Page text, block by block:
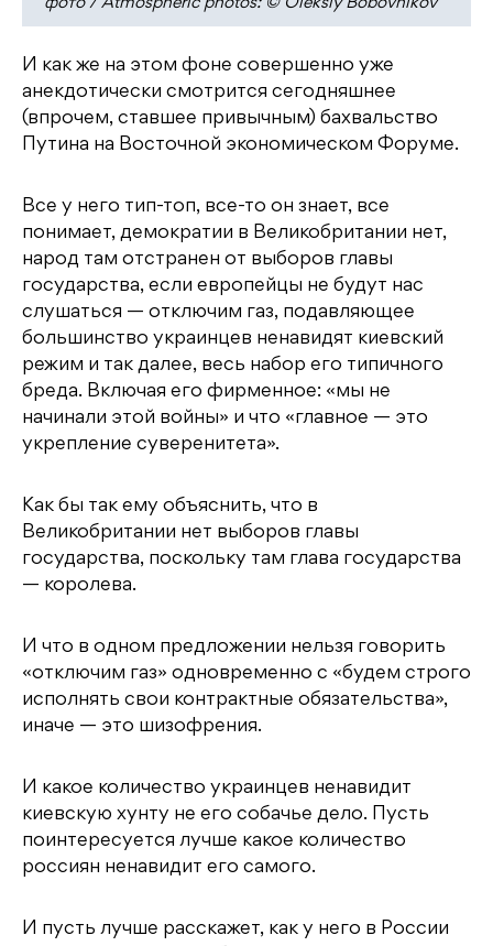
И как же на этом фоне совершенно уже
анекдотически смотрится сегодняшнее
(впрочем, ставшее привычным) бахвальство
Путина на Восточной экономическом Форуме.
Все у него тип-топ, все-то он знает, все
понимает, демократии в Великобритании нет,
народ там отстранен от выборов главы
государства, если европейцы не будут нас
слушаться — отключим газ, подавляющее
большинство украинцев ненавидят киевский
режим и так далее, весь набор его типичного
бреда. Включая его фирменное: «мы не
начинали этой войны» и что «главное — это
укрепление суверенитета».
Как бы так ему объяснить, что в
Великобритании нет выборов главы
государства, поскольку там глава государства
— королева.
И что в одном предложении нельзя говорить
«отключим газ» одновременно с «будем строго
исполнять свои контрактные обязательства»,
иначе — это шизофрения.
И какое количество украинцев ненавидит
киевскую хунту не его собачье дело. Пусть
поинтересуется лучше какое количество
россиян ненавидит его самого.
И пусть лучше расскажет, как у него в России